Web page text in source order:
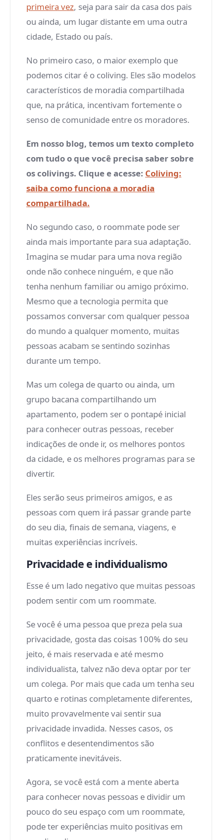
primeira vez, seja para sair da casa dos pais
ou ainda, um lugar distante em uma outra
cidade, Estado ou país.
No primeiro caso, o maior exemplo que
podemos citar é o coliving. Eles são modelos
característicos de moradia compartilhada
que, na prática, incentivam fortemente o
senso de comunidade entre os moradores.
Em nosso blog, temos um texto completo
com tudo o que você precisa saber sobre
os colivings. Clique e acesse: Coliving:
saiba como funciona a moradia
compartilhada.
No segundo caso, o roommate pode ser
ainda mais importante para sua adaptação.
Imagina se mudar para uma nova região
onde não conhece ninguém, e que não
tenha nenhum familiar ou amigo próximo.
Mesmo que a tecnologia permita que
possamos conversar com qualquer pessoa
do mundo a qualquer momento, muitas
pessoas acabam se sentindo sozinhas
durante um tempo.
Mas um colega de quarto ou ainda, um
grupo bacana compartilhando um
apartamento, podem ser o pontapé inicial
para conhecer outras pessoas, receber
indicações de onde ir, os melhores pontos
da cidade, e os melhores programas para se
divertir.
Eles serão seus primeiros amigos, e as
pessoas com quem irá passar grande parte
do seu dia, finais de semana, viagens, e
muitas experiências incríveis.
Privacidade e individualismo
Esse é um lado negativo que muitas pessoas
podem sentir com um roommate.
Se você é uma pessoa que preza pela sua
privacidade, gosta das coisas 100% do seu
jeito, é mais reservada e até mesmo
individualista, talvez não deva optar por ter
um colega. Por mais que cada um tenha seu
quarto e rotinas completamente diferentes,
muito provavelmente vai sentir sua
privacidade invadida. Nesses casos, os
conflitos e desentendimentos são
praticamente inevitáveis.
Agora, se você está com a mente aberta
para conhecer novas pessoas e dividir um
pouco do seu espaço com um roommate,
pode ter experiências muito positivas em